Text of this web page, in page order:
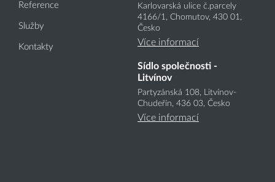
Reference
Služby
Kontakty
Karlovarská ulice č.parcely
4166/1, Chomutov, 430 01,
Česko
Více informací
Sídlo společnosti -
Litvínov
Partyzánská 108, Litvínov-
Chudeřín, 436 03, Česko
Více informací